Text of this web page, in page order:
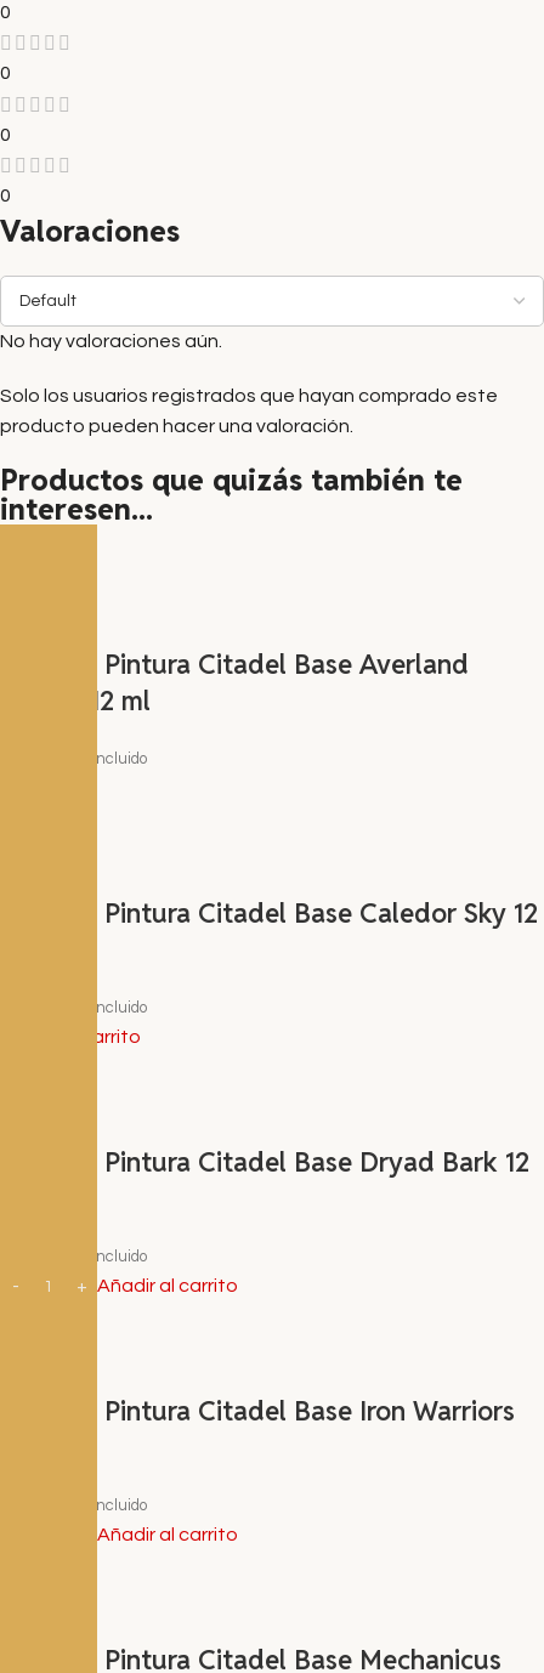
0
0
0
0
Valoraciones
No hay valoraciones aún.
Solo los usuarios registrados que hayan comprado este
producto pueden hacer una valoración.
Productos que quizás también te
interesen...
Bote de Pintura Citadel Base Averland
Sunset 12 ml
I.V.A. Incluido
Bote de Pintura Citadel Base Caledor Sky 12
I.V.A. Incluido
Añadir al carrito
Bote de Pintura Citadel Base Dryad Bark 12
I.V.A. Incluido
Añadir al carrito
Bote de Pintura Citadel Base Iron Warriors
I.V.A. Incluido
Añadir al carrito
Bote de Pintura Citadel Base Mechanicus